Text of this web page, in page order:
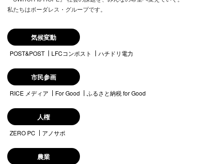
私たちはボーダレス・グループです。
気候変動
POST&POST LFCコンポスト ハチドリ電力
市民参画
RICE メディア For Good ふるさと納税 for Good
人権
ZERO PC アノサポ
農業